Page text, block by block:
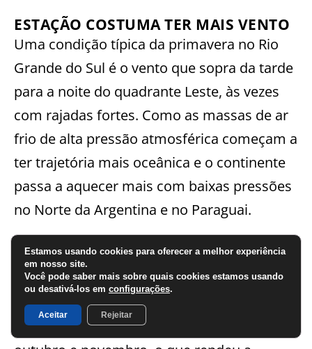
ESTAÇÃO COSTUMA TER MAIS VENTO
Uma condição típica da primavera no Rio
Grande do Sul é o vento que sopra da tarde
para a noite do quadrante Leste, às vezes
com rajadas fortes. Como as massas de ar
frio de alta pressão atmosférica começam a
ter trajetória mais oceânica e o continente
passa a aquecer mais com baixas pressões
no Norte da Argentina e no Paraguai.
O contraste térmico entre ar frio na costa e
ar quente no continente, assim como de
pressão, acentua o vento da tarde para a
noite do quadrante Leste, sobretudo em
Estamos usando cookies para oferecer a melhor experiência
em nosso site.
Você pode saber mais sobre quais cookies estamos usando
ou desativá-los em configurações.
Aceitar Rejeitar